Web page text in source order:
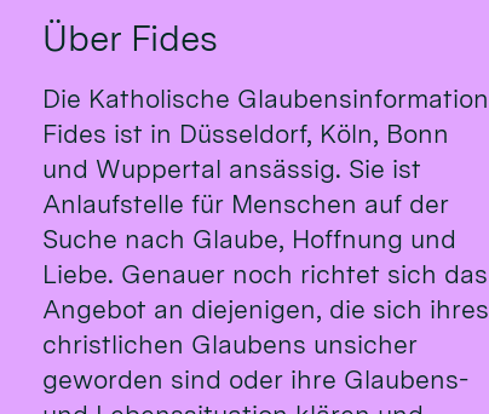
Über Fides
Die Katholische Glaubensinformation
Fides ist in Düsseldorf, Köln, Bonn
und Wuppertal ansässig. Sie ist
Anlaufstelle für Menschen auf der
Suche nach Glaube, Hoffnung und
Liebe. Genauer noch richtet sich das
Angebot an diejenigen, die sich ihres
christlichen Glaubens unsicher
geworden sind oder ihre Glaubens-